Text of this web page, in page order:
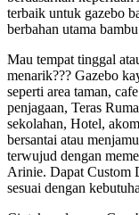
terbaik untuk gazebo
berbahan utama
Mau tempat tinggal
menarik??? Gazebo
seperti area taman,
penjagaan, Teras
sekolahan, Hotel,
bersantai atau
terwujud dengan
Arinie. Dapat Custom
sesuai dengan